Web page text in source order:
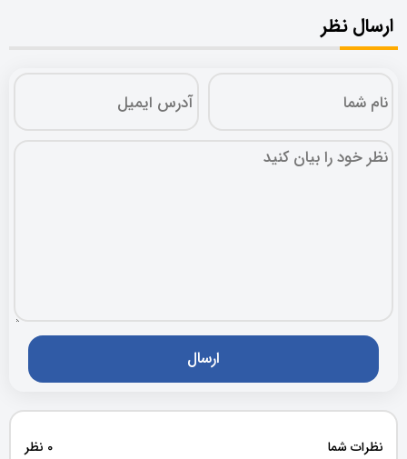
ارسال نظر
نظرات شما 0 نظر